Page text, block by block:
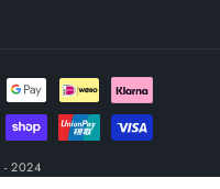
- 2024